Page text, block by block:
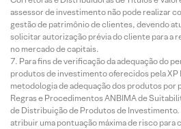
assessor de investimento não pode realizar
gestão de patrimônio de clientes, devendo
solicitar autorização prévia do cliente para a
no mercado de capitais.
Para fins de verificação da adequação do
produtos de investimento oferecidos pela
metodologia de adequação dos produtos por
Regras e Procedimentos ANBIMA de
de Distribuição de Produtos de
atribuir uma pontuação máxima de risco para